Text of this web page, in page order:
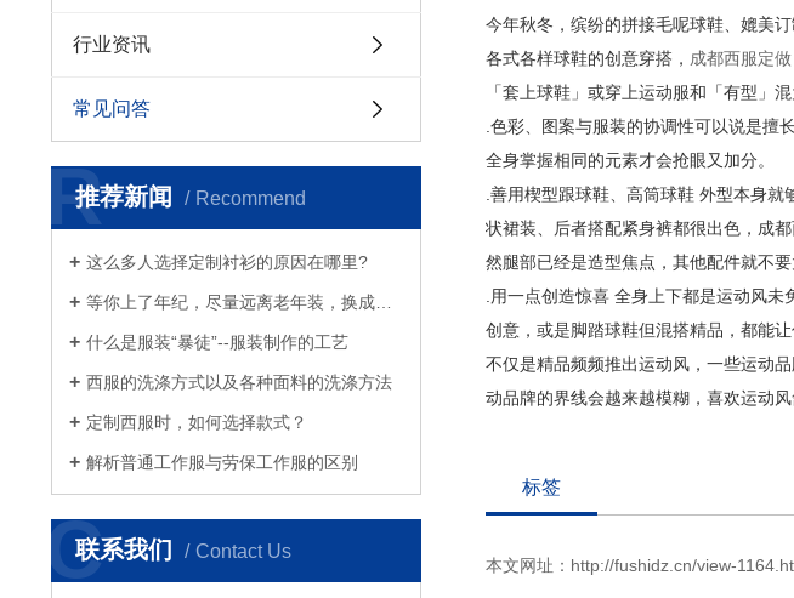
行业资讯
常见问答
推荐新闻 Recommend
R
这么多人选择定制衬衫的原因在哪里?
等你上了年纪，尽量远离老年装，换成白衬衫、浅西服和奶奶风衣吧
什么是服装“暴徒”--服装制作的工艺
西服的洗涤方式以及各种面料的洗涤方法
定制西服时，如何选择款式？
解析普通工作服与劳保工作服的区别
联系我们 Contact Us
C
今年秋冬，缤纷的拼接毛呢球鞋、媲美
各式各样球鞋的创意穿搭， 成都西服定做
「套上球鞋」或穿上运动服和「有型」
.色彩、图案与服装的协调性可以说是擅
全身掌握相同的元素才会抢眼又加分。
.善用楔型跟球鞋、高筒球鞋 外型本身
状裙装、后者搭配紧身裤都很出色，成
然腿部已经是造型焦点，其他配件就不
.用一点创造惊喜 全身上下都是运动风
创意，或是脚踏球鞋但混搭精品，都能让
不仅是精品频频推出运动风，一些运动
动品牌的界线会越来越模糊，喜欢运动
标签
本文网址： http://fushidz.cn/view-